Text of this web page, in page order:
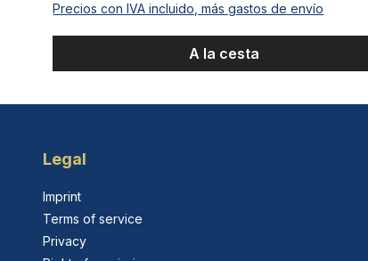
Precios con IVA incluido, más gastos de envío
A la cesta
Legal
Imprint
Terms of service
Privacy